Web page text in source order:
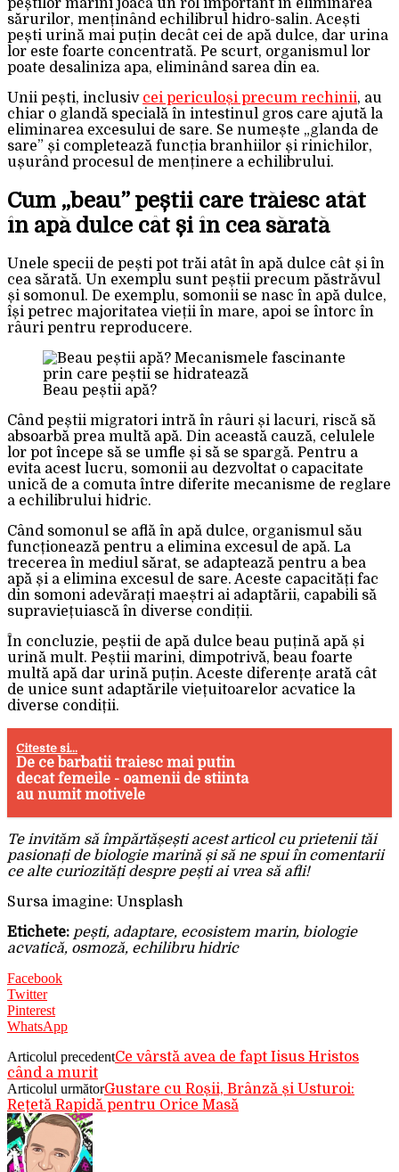
peștilor marini joacă un rol important în eliminarea
sărurilor, menținând echilibrul hidro-salin. Acești
pești urină mai puțin decât cei de apă dulce, dar urina
lor este foarte concentrată. Pe scurt, organismul lor
poate desaliniza apa, eliminând sarea din ea.
Unii pești, inclusiv cei periculoși precum rechinii, au
chiar o glandă specială în intestinul gros care ajută la
eliminarea excesului de sare. Se numește „glanda de
sare” și completează funcția branhiilor și rinichilor,
ușurând procesul de menținere a echilibrului.
Cum „beau” peștii care trăiesc atât
în apă dulce cât și în cea sărată
Unele specii de pești pot trăi atât în apă dulce cât și în
cea sărată. Un exemplu sunt peștii precum păstrăvul
și somonul. De exemplu, somonii se nasc în apă dulce,
își petrec majoritatea vieții în mare, apoi se întorc în
râuri pentru reproducere.
Beau peștii apă?
Când peștii migratori intră în râuri și lacuri, riscă să
absoarbă prea multă apă. Din această cauză, celulele
lor pot începe să se umfle și să se spargă. Pentru a
evita acest lucru, somonii au dezvoltat o capacitate
unică de a comuta între diferite mecanisme de reglare
a echilibrului hidric.
Când somonul se află în apă dulce, organismul său
funcționează pentru a elimina excesul de apă. La
trecerea în mediul sărat, se adaptează pentru a bea
apă și a elimina excesul de sare. Aceste capacități fac
din somoni adevărați maeștri ai adaptării, capabili să
supraviețuiască în diverse condiții.
În concluzie, peștii de apă dulce beau puțină apă și
urină mult. Peștii marini, dimpotrivă, beau foarte
multă apă dar urină puțin. Aceste diferențe arată cât
de unice sunt adaptările viețuitoarelor acvatice la
diverse condiții.
Citeste si...
De ce barbatii traiesc mai putin
decat femeile - oamenii de stiinta
au numit motivele
Te invităm să împărtășești acest articol cu prietenii tăi
pasionați de biologie marină și să ne spui în comentarii
ce alte curiozități despre pești ai vrea să afli!
Sursa imagine: Unsplash
Etichete: pești, adaptare, ecosistem marin, biologie
acvatică, osmoză, echilibru hidric
Facebook
Twitter
Pinterest
WhatsApp
Articolul precedentCe vârstă avea de fapt Iisus Hristos
când a murit
Articolul următorGustare cu Roșii, Brânză și Usturoi:
Rețetă Rapidă pentru Orice Masă